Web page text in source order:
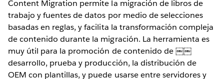
Content Migration permite la migración de libros de
trabajo y fuentes de datos por medio de selecciones
basadas en reglas, y facilita la transformación compleja
de contenido durante la migración. La herramienta es
muy útil para la promoción de contenido de ￼￼
desarrollo, prueba y producción, la distribución de
OEM con plantillas, y puede usarse entre servidores y